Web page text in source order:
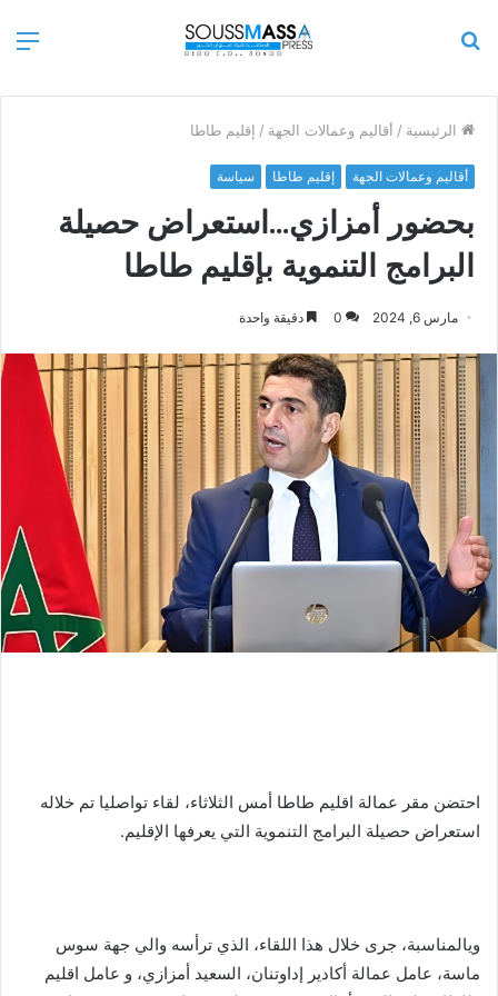
الرئيسية / أقاليم وعمالات الجهة / إقليم طاطا
أقاليم وعمالات الجهة إقليم طاطا سياسة
بحضور أمزازي…استعراض حصيلة
البرامج التنموية بإقليم طاطا
مارس 6, 2024 0 دقيقة واحدة
احتضن مقر عمالة اقليم طاطا أمس الثلاثاء، لقاء تواصليا تم خلاله
استعراض حصيلة البرامج التنموية التي يعرفها الإقليم.
ويالمناسبة، جرى خلال هذا اللقاء، الذي ترأسه والي جهة سوس
ماسة، عامل عمالة أكادير إداوتنان، السعيد أمزازي، و عامل اقليم